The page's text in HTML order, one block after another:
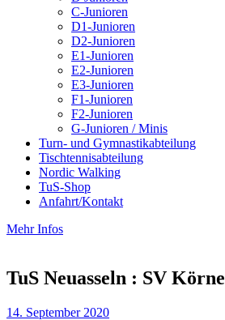
C-Junioren
D1-Junioren
D2-Junioren
E1-Junioren
E2-Junioren
E3-Junioren
F1-Junioren
F2-Junioren
G-Junioren / Minis
Turn- und Gymnastikabteilung
Tischtennisabteilung
Nordic Walking
TuS-Shop
Anfahrt/Kontakt
Mehr Infos
TuS Neuasseln : SV Körne
14. September 2020